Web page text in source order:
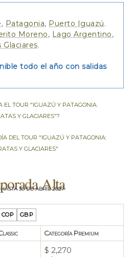
, Patagonia, Puerto Iguazú.
Moreno, Lago Argentino,
Glaciares.
todo el año con salidas
el tour "Iguazú y Patagonia:
y Glaciares"?
del tour "Iguazú y Patagonia:
y Glaciares"
Alta
30 de abril 2027
COP GBP
Categoría Premium
$ 2,270